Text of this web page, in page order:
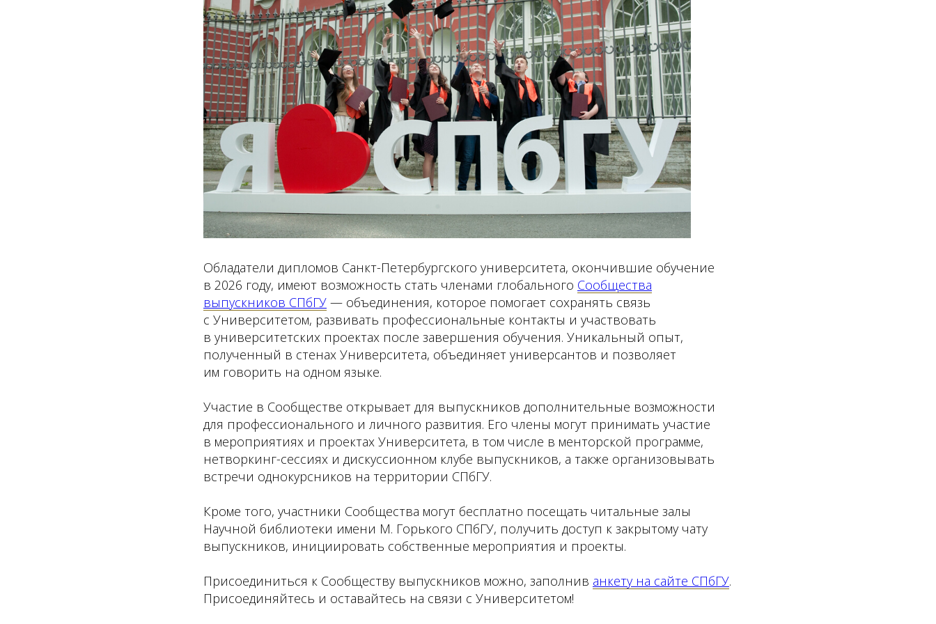
Обладатели дипломов Санкт-Петербургского университета, окончившие обучение
в 2026 году, имеют возможность стать членами глобального Сообщества
выпускников СПбГУ — объединения, которое помогает сохранять связь
с Университетом, развивать профессиональные контакты и участвовать
в университетских проектах после завершения обучения. Уникальный опыт,
полученный в стенах Университета, объединяет универсантов и позволяет
им говорить на одном языке.
Участие в Сообществе открывает для выпускников дополнительные возможности
для профессионального и личного развития. Его члены могут принимать участие
в мероприятиях и проектах Университета, в том числе в менторской программе,
нетворкинг-сессиях и дискуссионном клубе выпускников, а также организовывать
встречи однокурсников на территории СПбГУ.
Кроме того, участники Сообщества могут бесплатно посещать читальные залы
Научной библиотеки имени М. Горького СПбГУ, получить доступ к закрытому чату
выпускников, инициировать собственные мероприятия и проекты.
Присоединиться к Сообществу выпускников можно, заполнив анкету на сайте СПбГУ.
Присоединяйтесь и оставайтесь на связи с Университетом!